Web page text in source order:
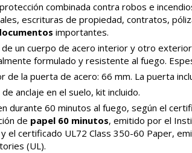
combinada contra robos e
escrituras de propiedad, contratos,
importantes.
de un cuerpo de acero interior y otro
formulado y resistente al fuego.
de la puerta de acero: 66 mm. La puerta
anclaje en el suelo, kit incluido.
durante 60 minutos al fuego, según el
de papel 60 minutos, emitido por el
y el certificado UL72 Class 350-60 Paper,
(UL).